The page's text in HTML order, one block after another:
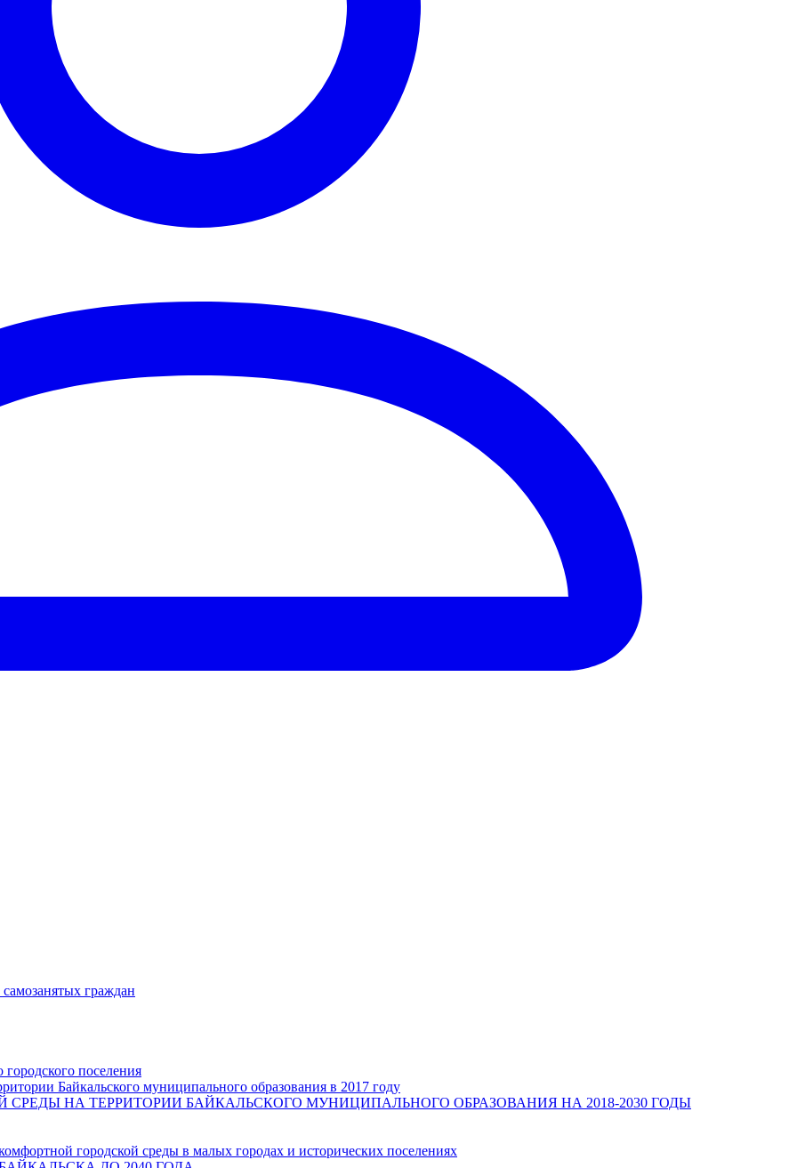
граждан
поселения
Байкальского муниципального образования в 2017 году
НА ТЕРРИТОРИИ БАЙКАЛЬСКОГО МУНИЦИПАЛЬНОГО ОБРАЗОВАНИЯ НА 2018-2030 ГОДЫ
городской среды в малых городах и исторических поселениях